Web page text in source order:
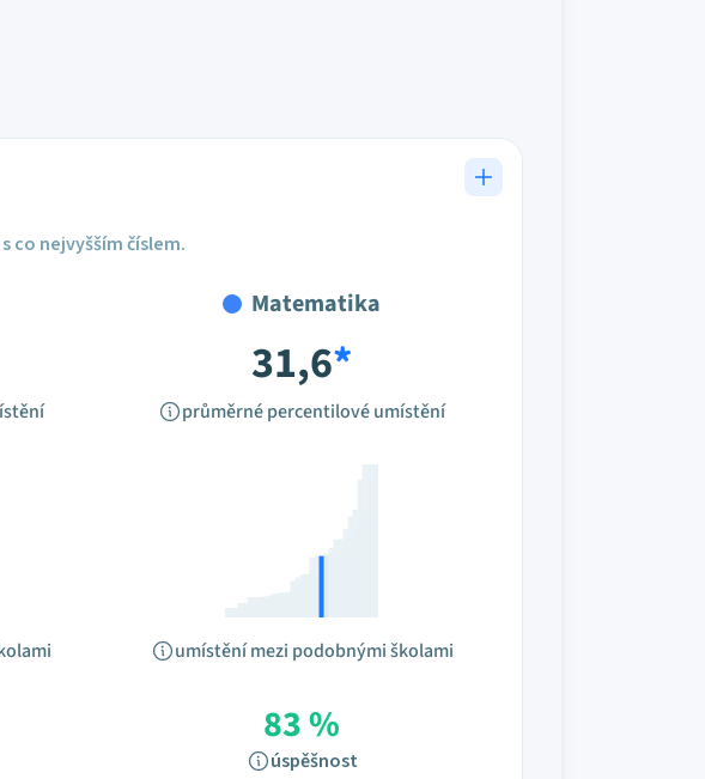
co nejvyšším číslem.
Matematika
31,6*
průměrné percentilové umístění
umístění mezi podobnými školami
83 %
úspěšnost